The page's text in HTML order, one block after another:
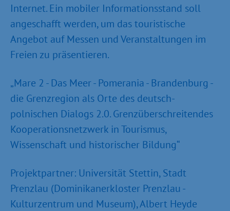
Internet. Ein mobiler Informationsstand soll
angeschafft werden, um das touristische
Angebot auf Messen und Veranstaltungen im
Freien zu präsentieren.
„Mare 2 - Das Meer - Pomerania - Brandenburg -
die Grenzregion als Orte des deutsch-
polnischen Dialogs 2.0. Grenzüberschreitendes
Kooperationsnetzwerk in Tourismus,
Wissenschaft und historischer Bildung“
Projektpartner: Universität Stettin, Stadt
Prenzlau (Dominikanerkloster Prenzlau -
Kulturzentrum und Museum), Albert Heyde